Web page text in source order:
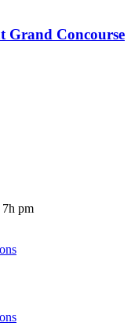
Grand Concourse
pm